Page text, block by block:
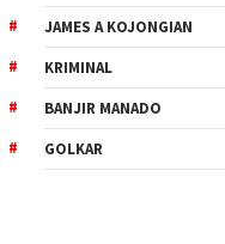
JAMES A KOJONGIAN
KRIMINAL
BANJIR MANADO
GOLKAR